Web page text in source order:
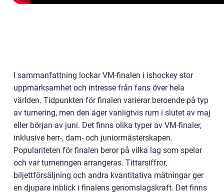
I sammanfattning lockar VM-finalen i ishockey stor
uppmärksamhet och intresse från fans över hela
världen. Tidpunkten för finalen varierar beroende på typ
av turnering, men den äger vanligtvis rum i slutet av maj
eller början av juni. Det finns olika typer av VM-finaler,
inklusive herr-, dam- och juniormästerskapen.
Populariteten för finalen beror på vilka lag som spelar
och var turneringen arrangeras. Tittarsiffror,
biljettförsäljning och andra kvantitativa mätningar ger
en djupare inblick i finalens genomslagskraft. Det finns